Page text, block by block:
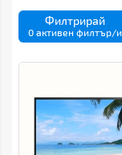
Филтрирай
0 активен филтър/и